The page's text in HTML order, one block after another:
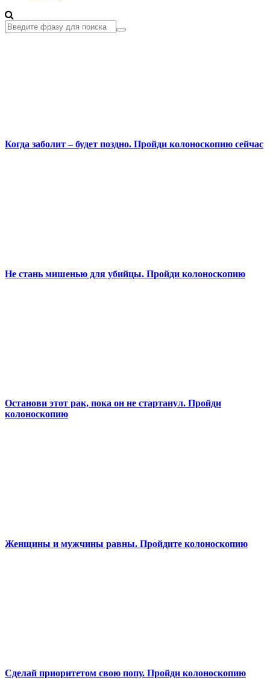
Когда заболит – будет поздно. Пройди колоноскопию сейчас
Не стань мишенью для убийцы. Пройди колоноскопию
Останови этот рак, пока он не стартанул. Пройди
колоноскопию
Женщины и мужчины равны. Пройдите колоноскопию
Сделай приоритетом свою попу. Пройди колоноскопию